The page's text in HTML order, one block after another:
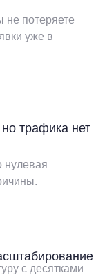
не потеряете
уже в
трафика нет
нулевая
с десятками